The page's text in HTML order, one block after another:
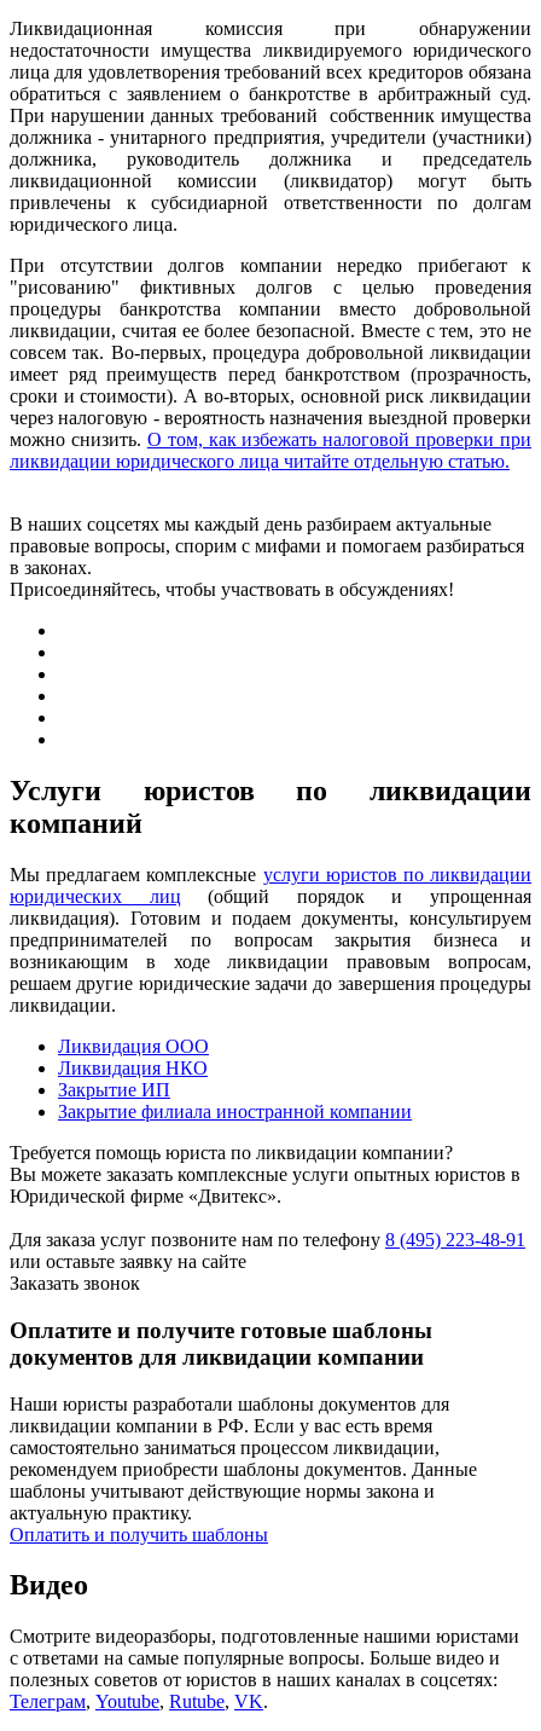
Ликвидационная комиссия при обнаружении
недостаточности имущества ликвидируемого юридического
лица для удовлетворения требований всех кредиторов обязана
обратиться с заявлением о банкротстве в арбитражный суд.
При нарушении данных требований собственник имущества
должника - унитарного предприятия, учредители (участники)
должника, руководитель должника и председатель
ликвидационной комиссии (ликвидатор) могут быть
привлечены к субсидиарной ответственности по долгам
юридического лица.
При отсутствии долгов компании нередко прибегают к
"рисованию" фиктивных долгов с целью проведения
процедуры банкротства компании вместо добровольной
ликвидации, считая ее более безопасной. Вместе с тем, это не
совсем так. Во-первых, процедура добровольной ликвидации
имеет ряд преимуществ перед банкротством (прозрачность,
сроки и стоимости). А во-вторых, основной риск ликвидации
через налоговую - вероятность назначения выездной проверки
можно снизить. О том, как избежать налоговой проверки при
ликвидации юридического лица читайте отдельную статью.
В наших соцсетях мы каждый день разбираем актуальные
правовые вопросы, спорим с мифами и помогаем разбираться
в законах.
Присоединяйтесь, чтобы участвовать в обсуждениях!
Услуги юристов по ликвидации
компаний
Мы предлагаем комплексные услуги юристов по ликвидации
юридических лиц (общий порядок и упрощенная
ликвидация). Готовим и подаем документы, консультируем
предпринимателей по вопросам закрытия бизнеса и
возникающим в ходе ликвидации правовым вопросам,
решаем другие юридические задачи до завершения процедуры
ликвидации.
Ликвидация ООО
Ликвидация НКО
Закрытие ИП
Закрытие филиала иностранной компании
Требуется помощь юриста по ликвидации компании?
Вы можете заказать комплексные услуги опытных юристов в
Юридической фирме «Двитекс».
Для заказа услуг позвоните нам по телефону 8 (495) 223-48-91
или оставьте заявку на сайте
Заказать звонок
Оплатите и получите готовые шаблоны
документов для ликвидации компании
Наши юристы разработали шаблоны документов для
ликвидации компании в РФ. Если у вас есть время
самостоятельно заниматься процессом ликвидации,
рекомендуем приобрести шаблоны документов. Данные
шаблоны учитывают действующие нормы закона и
актуальную практику.
Оплатить и получить шаблоны
Видео
Смотрите видеоразборы, подготовленные нашими юристами
с ответами на самые популярные вопросы. Больше видео и
полезных советов от юристов в наших каналах в соцсетях:
Телеграм, Youtube, Rutube, VK.